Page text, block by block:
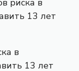
в
13 лет